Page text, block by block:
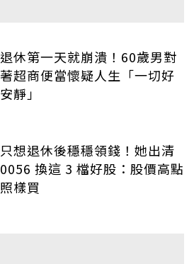
退休第一天就崩潰！60歲男對
著超商便當懷疑人生「一切好
安靜」
只想退休後穩穩領錢！她出清
0056 換這 3 檔好股：股價高點
照樣買